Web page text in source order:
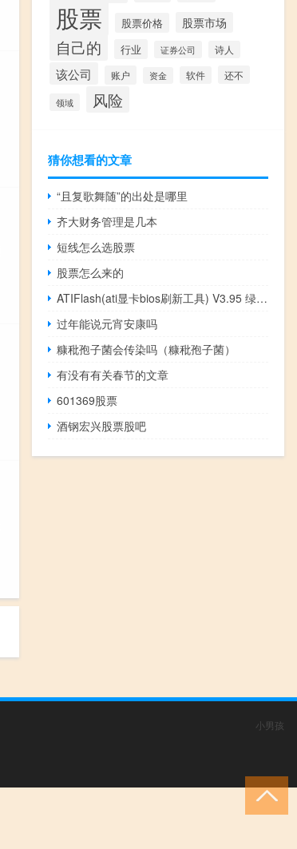
股票 股票价格 股票市场
自己的 行业 证券公司 诗人
该公司 账户 资金 软件 还不
领域 风险
猜你想看的文章
“且复歌舞随”的出处是哪里
齐大财务管理是几本
短线怎么选股票
股票怎么来的
ATIFlash(ati显卡bios刷新工具) V3.95 绿色免费版（ATIFlash(ati显卡bios刷新工具) V3.95 绿色免费版功能简介）
过年能说元宵安康吗
糠秕孢子菌会传染吗（糠秕孢子菌）
有没有有关春节的文章
601369股票
酒钢宏兴股票股吧
小男孩